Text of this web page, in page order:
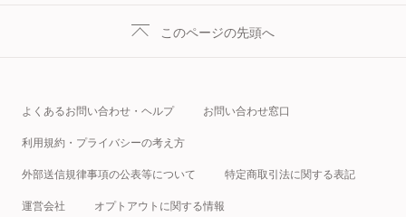
このページの先頭へ
よくあるお問い合わせ・ヘルプ お問い合わせ窓口
利用規約・プライバシーの考え方
外部送信規律事項の公表等について 特定商取引法に関する表記
運営会社 オプトアウトに関する情報